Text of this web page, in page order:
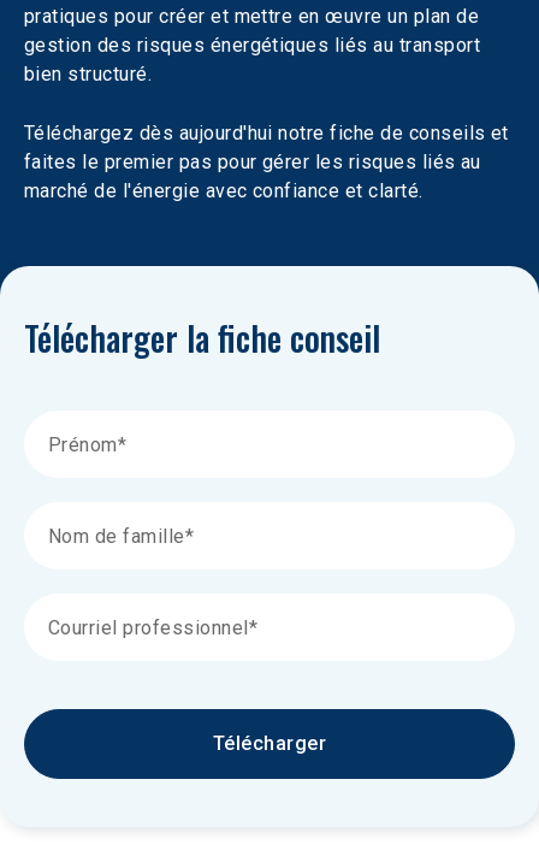
pratiques pour créer et mettre en œuvre un plan de
gestion des risques énergétiques liés au transport
bien structuré.
Téléchargez dès aujourd'hui notre fiche de conseils et
faites le premier pas pour gérer les risques liés au
marché de l'énergie avec confiance et clarté.
Télécharger la fiche conseil
Télécharger